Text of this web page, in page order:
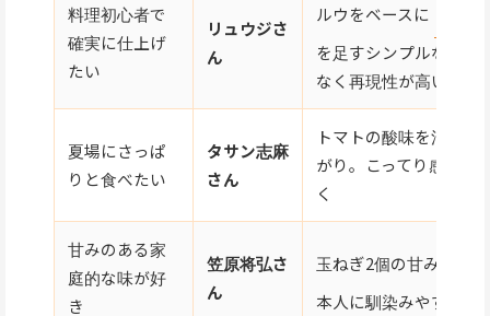
料理初心者で
確実に仕上げ
たい
リュウジさ
ん
ルウをベースに
を足すシンプルな手順
なく再現性が高い
夏場にさっぱ
りと食べたい
タサン志麻
さん
トマトの酸味を活かし
がり。こってり感が苦
く
甘みのある家
庭的な味が好
き
笠原将弘さ
ん
玉ねぎ2個の甘み×
本人に馴染みやすい甘